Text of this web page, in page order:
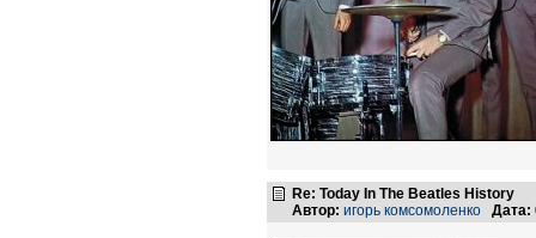
Re: Today In The Beatles History
Автор: игорь комсомоленко Дата: